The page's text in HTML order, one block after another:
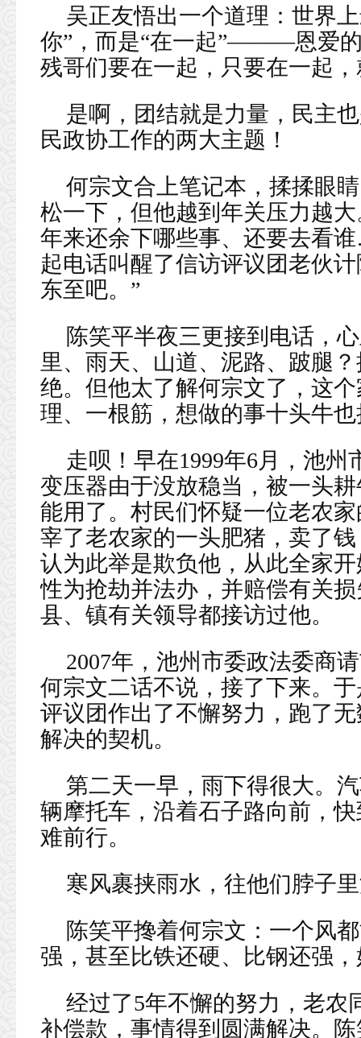
吴正友悟出一个道理：世界
你”，而是“在一起”———恩爱
残哥们要在一起，只要在一起
是啊，团结就是力量，民主
民政协工作的两大主题！
何宗文合上笔记本，揉揉眼
松一下，但他越到年关压力越
年来还余下哪些事、还要去看
起电话叫醒了信访评议团老伙
东至吧。”
陈笑平半夜三更接到电话，
里、雨天、山道、泥路、跛腿
绝。但他太了解何宗文了，这
理、一根筋，想做的事十头牛
走呗！早在1999年6月，池
变压器由于没放稳当，被一头
能用了。村民们怀疑一位老农
宰了老农家的一头肥猪，卖了
认为此举是欺负他，从此全家
性为抢劫并法办，并赔偿有关
县、镇有关领导都接访过他。
2007年，池州市委政法委商
何宗文二话不说，接了下来。
评议团作出了不懈努力，跑了
解决的契机。
第二天一早，雨下得很大。
辆摩托车，沿着石子路向前，
难前行。
寒风裹挟雨水，往他们脖子
陈笑平搀着何宗文：一个风
强，甚至比铁还硬、比钢还强
经过了5年不懈的努力，老农
补偿款，事情得到圆满解决。